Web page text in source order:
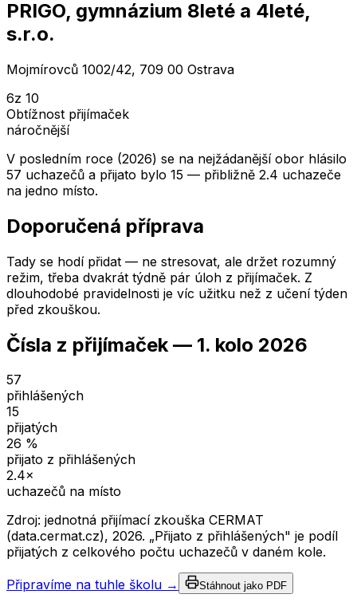
PRIGO, gymnázium 8leté a 4leté,
s.r.o.
Mojmírovců 1002/42, 709 00 Ostrava
6z 10
Obtížnost přijímaček
náročnější
V posledním roce (2026) se na nejžádanější obor hlásilo
57 uchazečů a přijato bylo 15 — přibližně 2.4 uchazeče
na jedno místo.
Doporučená příprava
Tady se hodí přidat — ne stresovat, ale držet rozumný
režim, třeba dvakrát týdně pár úloh z přijímaček. Z
dlouhodobé pravidelnosti je víc užitku než z učení týden
před zkouškou.
Čísla z přijímaček — 1. kolo 2026
57
přihlášených
15
přijatých
26 %
přijato z přihlášených
2.4×
uchazečů na místo
Zdroj: jednotná přijímací zkouška CERMAT
(data.cermat.cz), 2026. „Přijato z přihlášených" je podíl
přijatých z celkového počtu uchazečů v daném kole.
Připravíme na tuhle školu → Stáhnout jako PDF